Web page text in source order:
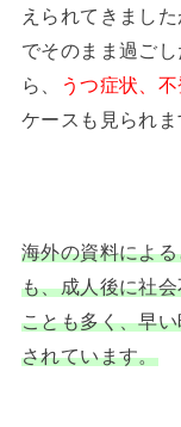
えられてきまし
でそのまま過ご
ら、
うつ症状、
ケースも見られま
海外の資料によ
も、成人後に社
ことも多く、早
されています。